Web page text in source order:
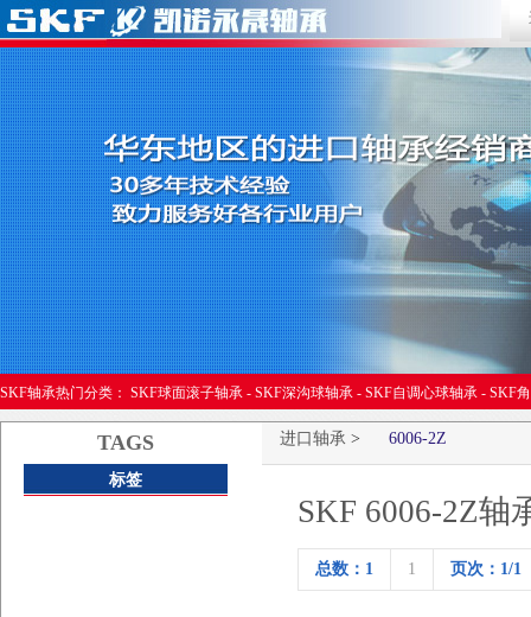
进口轴承
SKF轴承热门分类： SKF球面滚子轴承 - SKF深沟球轴承 - SKF自调心球轴承 - SKF
TAGS
标签
进口轴承 > 6006-2Z
SKF 6006-2Z轴
总数：1 1 页次：1/1